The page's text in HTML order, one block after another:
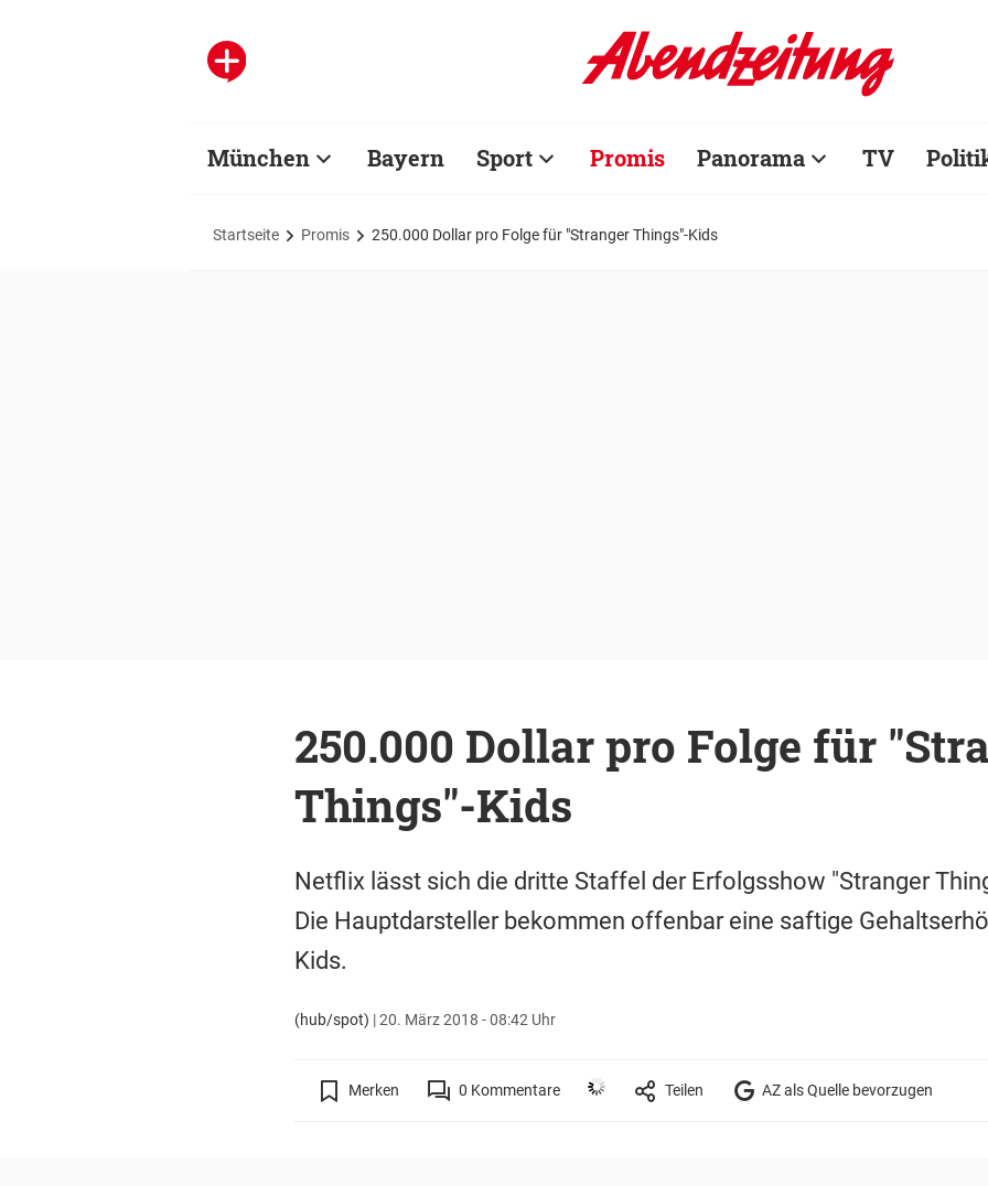
München Bayern Sport Promis Panorama TV
Startseite Promis 250.000 Dollar pro Folge für "Stranger Things"-Kids
250.000 Dollar pro Folge für
Things"-Kids
Netflix lässt sich die dritte Staffel der Erfolgsshow "Stranger
Die Hauptdarsteller bekommen offenbar eine saftige
Kids.
(hub/spot) |20. März 2018 - 08:42 Uhr
Merken 0 Kommentare Teilen AZ als Quelle bevorzugen